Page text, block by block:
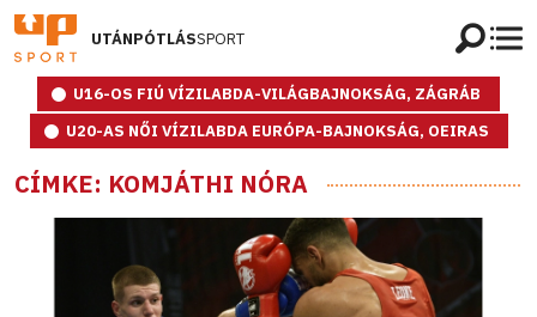
UTÁNPÓTLÁSSPORT
U16-OS FIÚ VÍZILABDA-VILÁGBAJNOKSÁG, ZÁGRÁB
U20-AS NŐI VÍZILABDA EURÓPA-BAJNOKSÁG, OEIRAS
CÍMKE: KOMJÁTHI NÓRA